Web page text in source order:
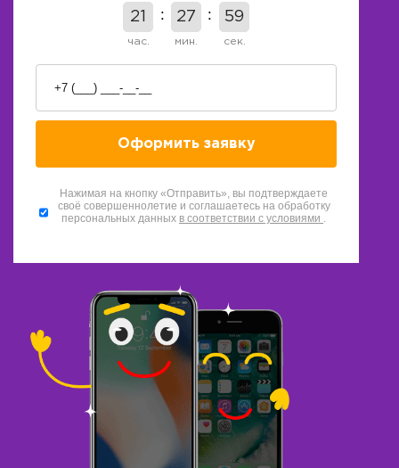
21
час.
27
мин.
57
сек.
Нажимая на кнопку «Отправить», вы подтверждаете
своё совершеннолетие и соглашаетесь на обработку
персональных данных в соответствии с условиями .